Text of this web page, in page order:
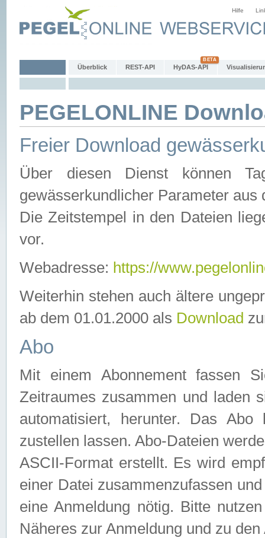
Hilfe
Überblick REST-API HyDAS-API
PEGELONLINE
Freier Download
Über diesen Dienst können
gewässerkundlicher Parameter aus
Die Zeitstempel in den Dateien
vor.
Webadresse: https://
Weiterhin stehen auch ältere
ab dem 01.01.2000 als Download
Abo
Mit einem Abonnement fassen
Zeitraumes zusammen und laden
automatisiert, herunter. Das
zustellen lassen. Abo-Dateien
ASCII-Format erstellt. Es wird
einer Datei zusammenzufassen
eine Anmeldung nötig. Bitte
Näheres zur Anmeldung und zu